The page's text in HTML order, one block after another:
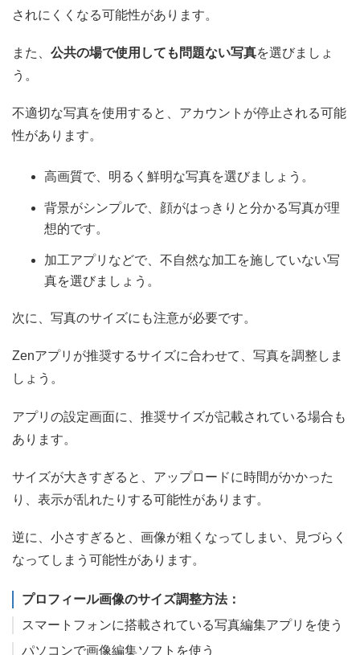
されにくくなる可能性があります。
また、 公共の場で使用しても問題ない写真を選びましょ
う。
不適切な写真を使用すると、アカウントが停止される可能
性があります。
高画質で、明るく鮮明な写真を選びましょう。
背景がシンプルで、顔がはっきりと分かる写真が理
想的です。
加工アプリなどで、不自然な加工を施していない写
真を選びましょう。
次に、写真のサイズにも注意が必要です。
Zenアプリが推奨するサイズに合わせて、写真を調整しま
しょう。
アプリの設定画面に、推奨サイズが記載されている場合も
あります。
サイズが大きすぎると、アップロードに時間がかかった
り、表示が乱れたりする可能性があります。
逆に、小さすぎると、画像が粗くなってしまい、見づらく
なってしまう可能性があります。
プロフィール画像のサイズ調整方法：
スマートフォンに搭載されている写真編集アプリを使う
パソコンで画像編集ソフトを使う